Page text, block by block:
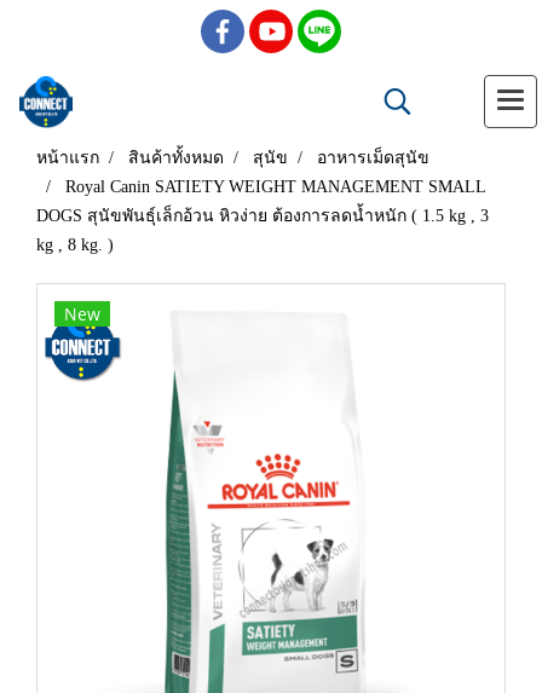
หน้าแรก สินค้าทั้งหมด สุนัข
อาหารเม็ดสุนัข
Royal Canin SATIETY WEIGHT MANAGEMENT SMALL
DOGS สุนัขพันธุ์เล็กอ้วน หิวง่าย ต้องการลดน้ำหนัก ( 1.5 kg , 3
kg , 8 kg. )
New